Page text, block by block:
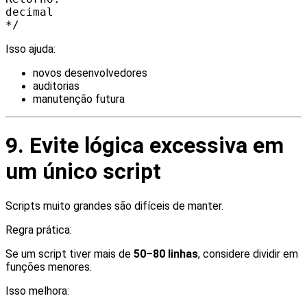
decimal
*/
Isso ajuda:
novos desenvolvedores
auditorias
manutenção futura
9. Evite lógica excessiva em
um único script
Scripts muito grandes são difíceis de manter.
Regra prática:
Se um script tiver mais de 50–80 linhas, considere dividir em
funções menores.
Isso melhora: